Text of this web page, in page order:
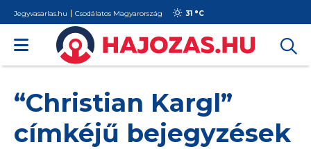
Jegyvasarlas.hu Csodálatos Magyarország 31 °C
“Christian Kargl”
címkéjű bejegyzések